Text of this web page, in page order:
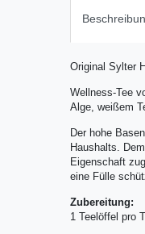
Original Sylter
Wellness-Tee
Alge, weißem
Der hohe
Haushalts.
Eigenschaft
eine Fülle
Zubereitung:
1 Teelöffel pro